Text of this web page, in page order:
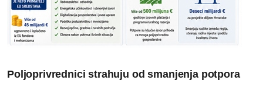
Poljoprivrednici strahuju od smanjenja potpora